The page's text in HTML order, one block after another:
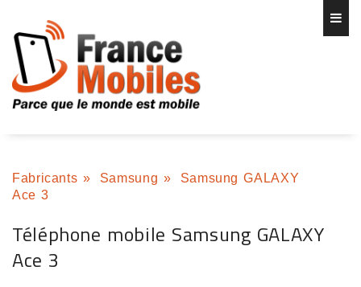
Fabricants » Samsung »
Samsung GALAXY
Ace 3
Téléphone mobile Samsung GALAXY
Ace 3